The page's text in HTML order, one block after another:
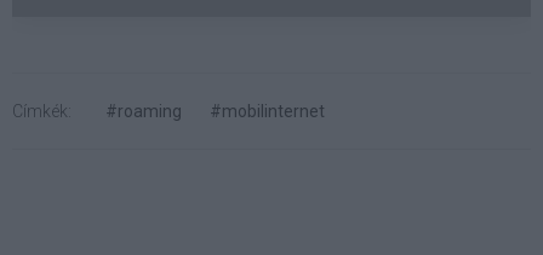
Címkék: #roaming #mobilinternet